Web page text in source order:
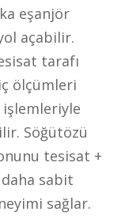
eşanjör
açabilir.
tarafı
ölçümleri
işlemleriyle
Söğütözü
tesisat +
sabit
sağlar.